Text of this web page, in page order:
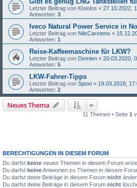
Letzter Beitrag von Klololos « 27.10.2022,
Antworten: 3
Iveco Natural Power Service in
Letzter Beitrag von NilsCarstens «
Antworten: 1
Reise-Kaffeemaschine für LKW?
Letzter Beitrag von Demien « 20.03.2020,
Antworten: 5
LKW-Fahrer-Tipps
Letzter Beitrag von Spoxi « 19.03.2018,
Antworten: 2
Neues Thema
11 Themen • Seite 1
BERECHTIGUNGEN IN DIESEM FORUM
Du darfst keine neuen Themen in diesem Forum
Du darfst keineAntworten zu Themen in diesem
Du darfst deine Beiträge in diesem Forum nicht
Du darfst deine Beiträge in diesem Forum nicht